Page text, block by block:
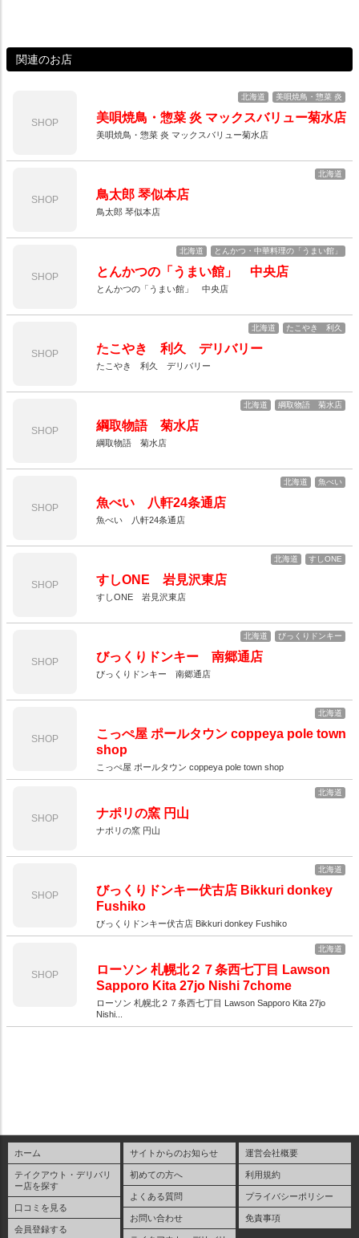
関連のお店
SHOP
北海道 美唄焼鳥・惣菜 炎
美唄焼鳥・惣菜 炎 マックスバリュー菊水店
美唄焼鳥・惣菜 炎 マックスバリュー菊水店
SHOP
北海道
鳥太郎 琴似本店
鳥太郎 琴似本店
SHOP
北海道 とんかつ・中華料理の「うまい館」
とんかつの「うまい館」 中央店
とんかつの「うまい館」 中央店
SHOP
北海道 たこやき 利久
たこやき 利久 デリバリー
たこやき 利久 デリバリー
SHOP
北海道 綱取物語 菊水店
綱取物語 菊水店
綱取物語 菊水店
SHOP
北海道 魚べい
魚べい 八軒24条通店
魚べい 八軒24条通店
SHOP
北海道 すしONE
すしONE 岩見沢東店
すしONE 岩見沢東店
SHOP
北海道 びっくりドンキー
びっくりドンキー 南郷通店
びっくりドンキー 南郷通店
SHOP
北海道
こっぺ屋 ポールタウン coppeya pole town
shop
こっぺ屋 ポールタウン coppeya pole town shop
SHOP
北海道
ナポリの窯 円山
ナポリの窯 円山
SHOP
北海道
びっくりドンキー伏古店 Bikkuri donkey
Fushiko
びっくりドンキー伏古店 Bikkuri donkey Fushiko
SHOP
北海道
ローソン 札幌北２７条西七丁目 Lawson
Sapporo Kita 27jo Nishi 7chome
ローソン 札幌北２７条西七丁目 Lawson Sapporo Kita 27jo
Nishi...
ホーム
テイクアウト・デリバリ
ー店を探す
口コミを見る
会員登録する
サイトからのお知らせ
初めての方へ
よくある質問
お問い合わせ
運営会社概要
利用規約
プライバシーポリシー
免責事項